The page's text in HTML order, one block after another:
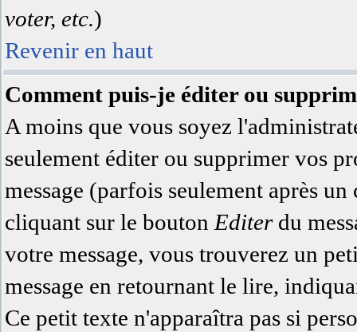
voter, etc.)
Revenir en haut
Comment puis-je éditer ou
A moins que vous soyez
seulement éditer ou supprimer vos
message (parfois seulement après
cliquant sur le bouton Editerdu
votre message, vous trouverez un
message en retournant le lire,
Ce petit texte n'apparaîtra pas si